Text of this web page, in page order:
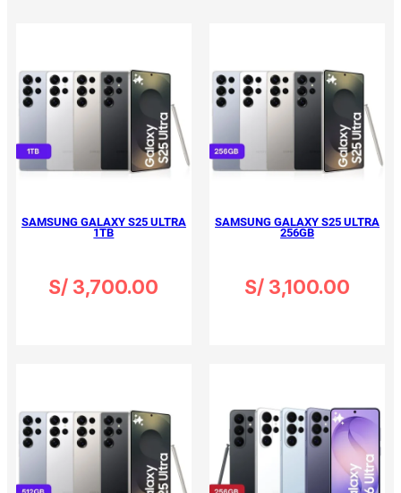
SAMSUNG GALAXY S25 ULTRA
1TB
S/ 3,700.00
SAMSUNG GALAXY S25 ULTRA
256GB
S/ 3,100.00